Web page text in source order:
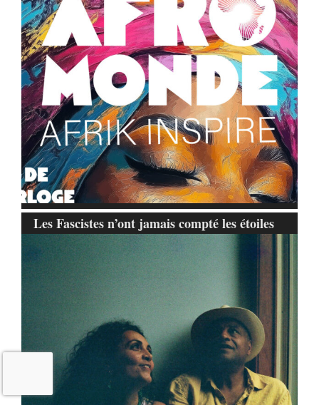
Les Fascistes n’ont jamais compté les étoiles